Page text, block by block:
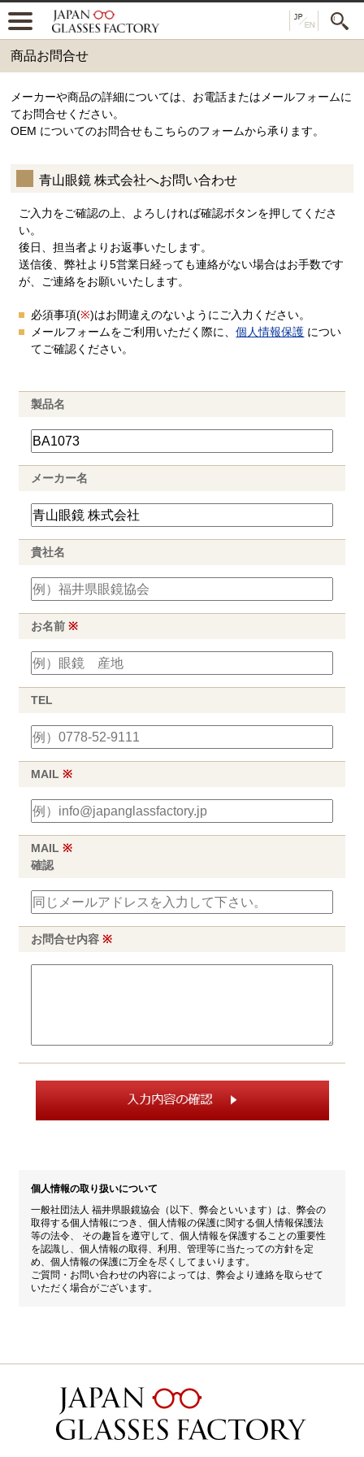
商品お問合せ
メーカーや商品の詳細については、お電話またはメールフォームに
てお問合せください。
OEM についてのお問合せもこちらのフォームから承ります。
青山眼鏡 株式会社へお問い合わせ
ご入力をご確認の上、よろしければ確認ボタンを押してくださ
い。
後日、担当者よりお返事いたします。
送信後、弊社より5営業日経っても連絡がない場合はお手数です
が、ご連絡をお願いいたします。
必須事項(※)はお間違えのないようにご入力ください。
メールフォームをご利用いただく際に、個人情報保護 につい
てご確認ください。
製品名
メーカー名
貴社名
お名前※
TEL
MAIL※
MAIL※
確認
お問合せ内容※
個人情報の取り扱いについて
一般社団法人 福井県眼鏡協会（以下、弊会といいます）は、弊会の
取得する個人情報につき、個人情報の保護に関する個人情報保護法
等の法令、 その趣旨を遵守して、個人情報を保護することの重要性
を認識し、個人情報の取得、利用、管理等に当たっての方針を定
め、個人情報の保護に万全を尽くしてまいります。
ご質問・お問い合わせの内容によっては、弊会より連絡を取らせて
いただく場合がございます。